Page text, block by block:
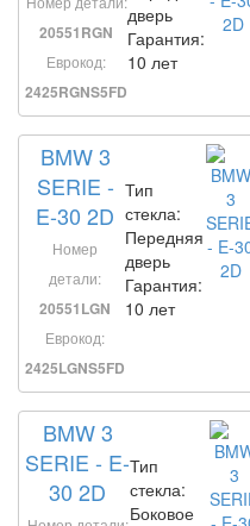
20551RGN
Еврокод:
2425RGNS5FD
дверь
Гарантия:
10 лет
BMW 3
SERIE -
E-30 2D
Номер
детали:
20551LGN
Еврокод:
2425LGNS5FD
Тип
стекла:
Передняя
дверь
Гарантия:
10 лет
BMW 3
SERIE - E-
30 2D
Тип
стекла:
Боковое